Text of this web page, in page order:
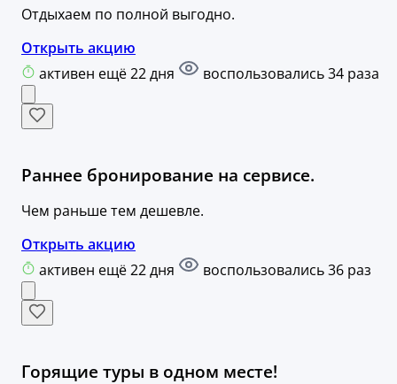
Отдыхаем по полной выгодно.
Открыть акцию
активен ещё 22 дня
воспользовались 34 раза
Раннее бронирование на сервисе.
Чем раньше тем дешевле.
Открыть акцию
активен ещё 22 дня
воспользовались 36 раз
Горящие туры в одном месте!